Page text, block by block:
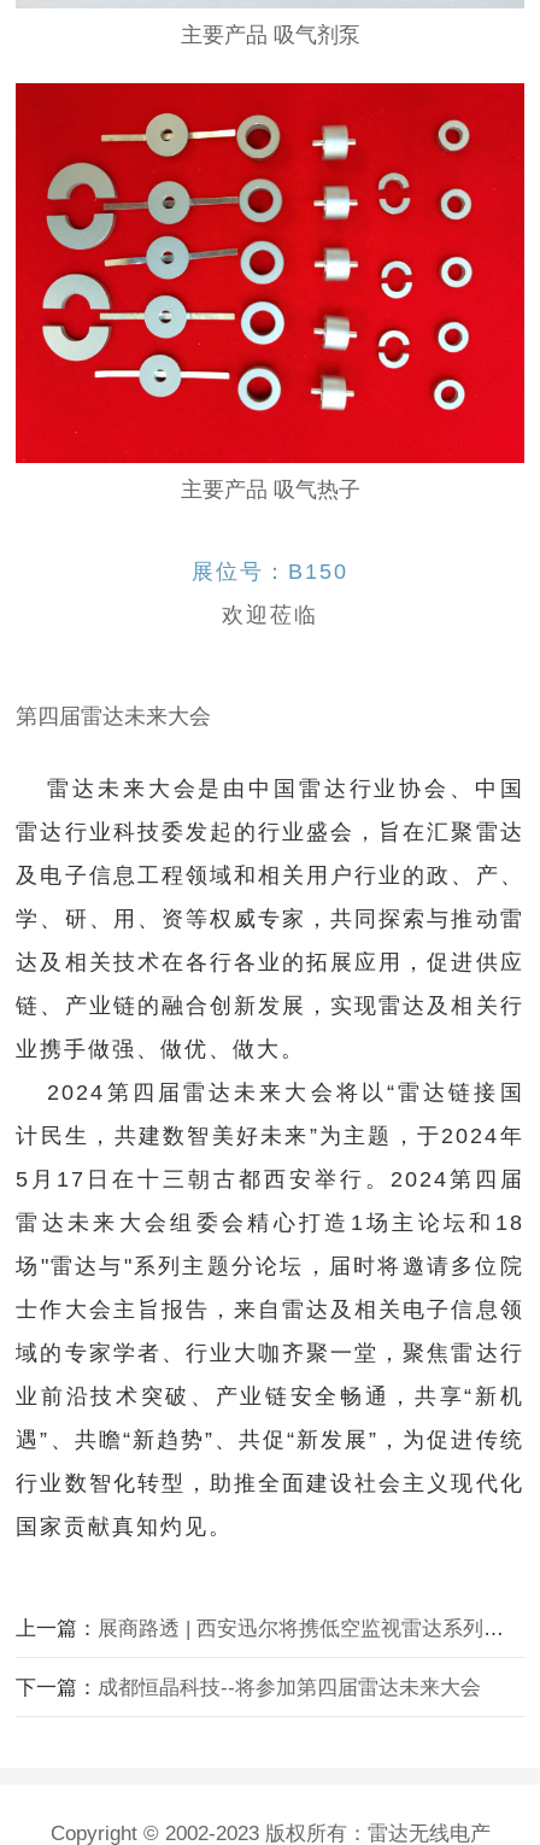
主要产品 吸气剂泵
主要产品 吸气热子
展位号： B150
欢迎莅临
第四届雷达未来大会
雷达未来大会是由中国雷达行业协会、中国
雷达行业科技委发起的行业盛会，旨在汇聚雷达
及电子信息工程领域和相关用户行业的政、产、
学、研、用、资等权威专家，共同探索与推动雷
达及相关技术在各行各业的拓展应用，促进供应
链、产业链的融合创新发展，实现雷达及相关行
业携手做强、做优、做大。
2024第四届雷达未来大会将以“雷达链接国
计民生，共建数智美好未来”为主题，于2024年
5月17日在十三朝古都西安举行。2024第四届
雷达未来大会组委会精心打造1场主论坛和18
场"雷达与"系列主题分论坛，届时将邀请多位院
士作大会主旨报告，来自雷达及相关电子信息领
域的专家学者、行业大咖齐聚一堂，聚焦雷达行
业前沿技术突破、产业链安全畅通，共享“新机
遇”、共瞻“新趋势”、共促“新发展”，为促进传统
行业数智化转型，助推全面建设社会主义现代化
国家贡献真知灼见。
上一篇： 展商路透 | 西安迅尔将携低空监视雷达系列参加第四届雷达未来大会
下一篇： 成都恒晶科技--将参加第四届雷达未来大会
Copyright © 2002-2023 版权所有：雷达无线电产